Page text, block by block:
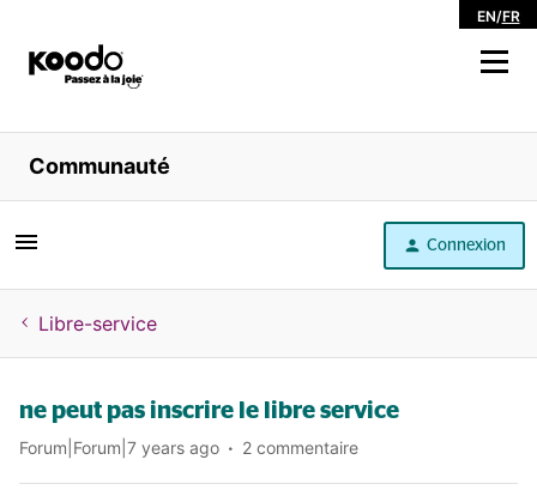
EN/FR
Magasiner
Libre service
Aide
Communauté
Connexion
Libre-service
ne peut pas inscrire le libre service
Forum|Forum|7 years ago 2 commentaire